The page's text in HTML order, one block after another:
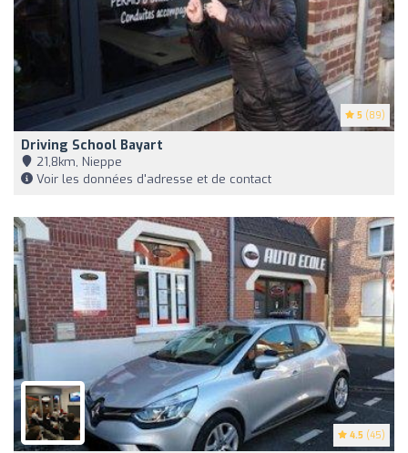
5 (89)
Driving School Bayart
21,8km, Nieppe
Voir les données d'adresse et de contact
4.5 (45)